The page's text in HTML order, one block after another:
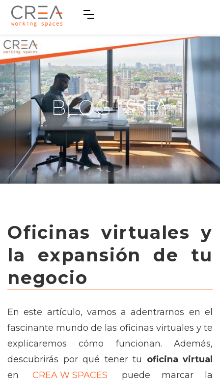
Oficinas virtuales y
la expansión de tu
negocio
En este artículo, vamos a adentrarnos en el
fascinante mundo de las oficinas virtuales y te
explicaremos cómo funcionan. Además,
descubrirás por qué tener tu oficina virtual
en
CREA W SPACES
puede marcar la